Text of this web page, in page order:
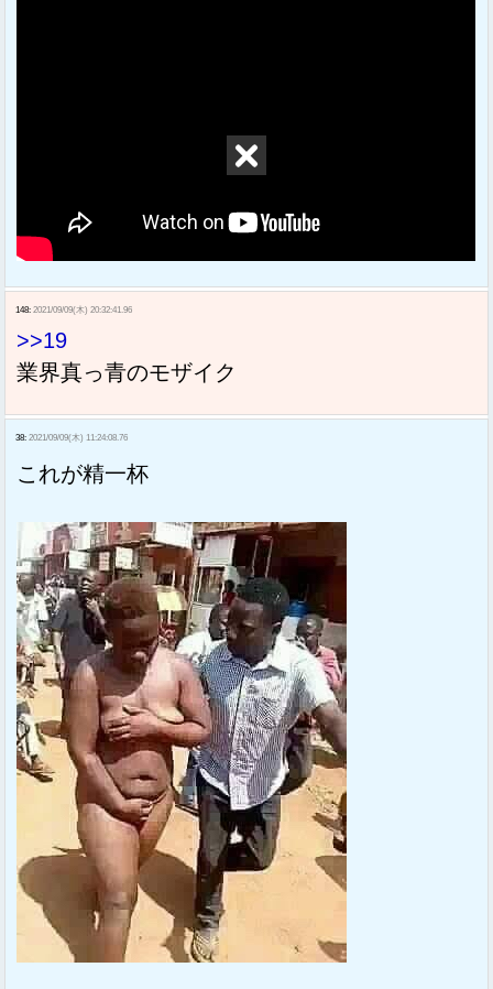
148: 2021/09/09(木) 20:32:41.96
>>19
業界真っ青のモザイク
38: 2021/09/09(木) 11:24:08.76
これが精一杯